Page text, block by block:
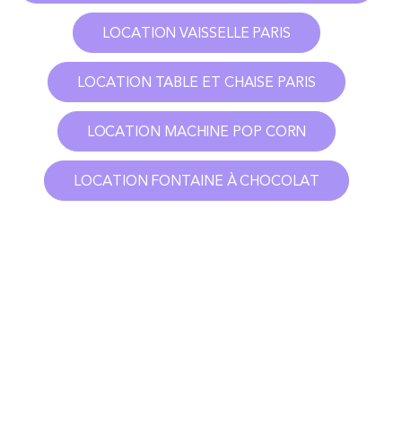
LOCATION VAISSELLE PARIS
LOCATION TABLE ET CHAISE PARIS
LOCATION MACHINE POP CORN
LOCATION FONTAINE À CHOCOLAT